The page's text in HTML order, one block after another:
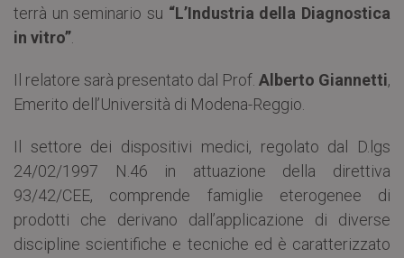
terrà un seminario su “L’Industria della Diagnostica
in vitro”
Il relatore sarà presentato dal Prof. Alberto Giannetti,
Emerito dell’Università di Modena-Reggio.
Il settore dei dispositivi medici, regolato dal D.lgs
24/02/1997 N.46 in attuazione della direttiva
93/42/CEE, comprende famiglie eterogenee di
prodotti che derivano dall’applicazione di diverse
discipline scientifiche e tecniche ed è caratterizzato